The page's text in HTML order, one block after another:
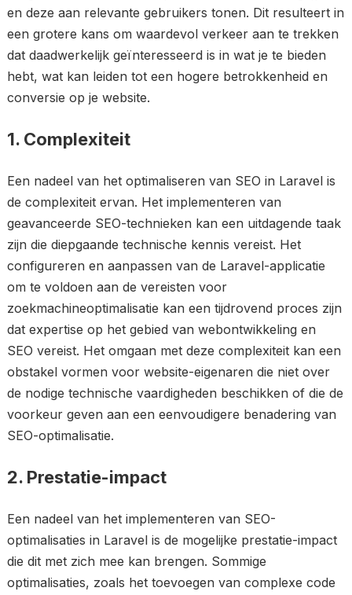
en deze aan relevante gebruikers tonen. Dit resulteert in
een grotere kans om waardevol verkeer aan te trekken
dat daadwerkelijk geïnteresseerd is in wat je te bieden
hebt, wat kan leiden tot een hogere betrokkenheid en
conversie op je website.
1. Complexiteit
Een nadeel van het optimaliseren van SEO in Laravel is
de complexiteit ervan. Het implementeren van
geavanceerde SEO-technieken kan een uitdagende taak
zijn die diepgaande technische kennis vereist. Het
configureren en aanpassen van de Laravel-applicatie
om te voldoen aan de vereisten voor
zoekmachineoptimalisatie kan een tijdrovend proces zijn
dat expertise op het gebied van webontwikkeling en
SEO vereist. Het omgaan met deze complexiteit kan een
obstakel vormen voor website-eigenaren die niet over
de nodige technische vaardigheden beschikken of die de
voorkeur geven aan een eenvoudigere benadering van
SEO-optimalisatie.
2. Prestatie-impact
Een nadeel van het implementeren van SEO-
optimalisaties in Laravel is de mogelijke prestatie-impact
die dit met zich mee kan brengen. Sommige
optimalisaties, zoals het toevoegen van complexe code